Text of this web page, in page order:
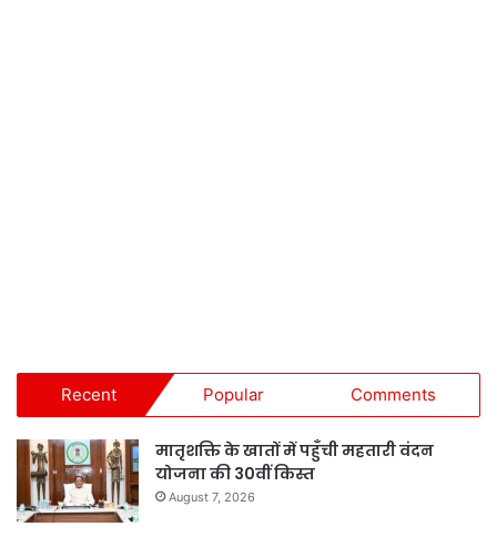
Recent Popular Comments
मातृशक्ति के खातों में पहुँची महतारी वंदन
योजना की 30वीं किस्त
August 7, 2026